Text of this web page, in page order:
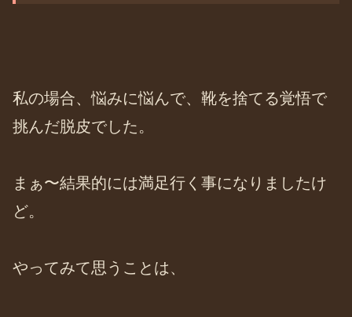
私の場合、悩みに悩んで、靴を捨てる覚悟で
挑んだ脱皮でした。
まぁ〜結果的には満足行く事になりましたけ
ど。
やってみて思うことは、